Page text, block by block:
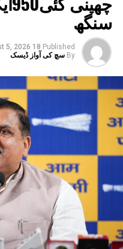
سنگھ
Published
18 hours ago
5, 2026
By سچ کی آواز ڈیسک